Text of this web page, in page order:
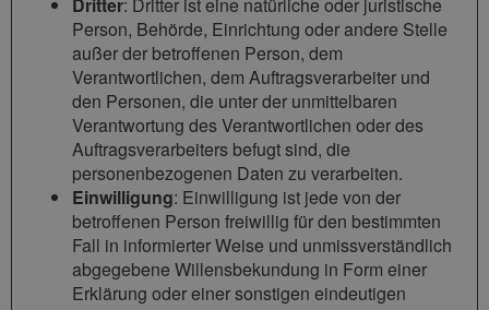
Person, Behörde, Einrichtung oder andere Stelle
außer der betroffenen Person, dem
Verantwortlichen, dem Auftragsverarbeiter und
den Personen, die unter der unmittelbaren
Verantwortung des Verantwortlichen oder des
Auftragsverarbeiters befugt sind, die
personenbezogenen Daten zu verarbeiten.
Einwilligung: Einwilligung ist jede von der
betroffenen Person freiwillig für den bestimmten
Fall in informierter Weise und unmissverständlich
abgegebene Willensbekundung in Form einer
Erklärung oder einer sonstigen eindeutigen